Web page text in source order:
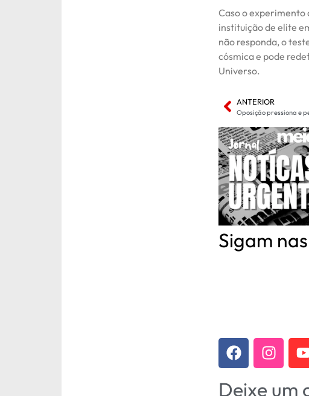
Caso o experimento
instituição de elite
não responda, o
cósmica e pode
Universo.
ANTERIOR
Sigam
Deixe um